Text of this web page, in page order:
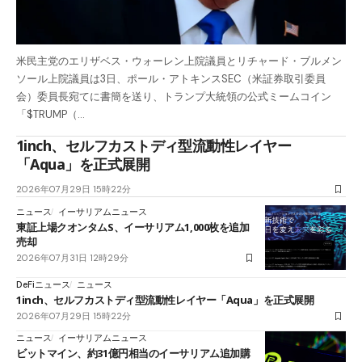
米民主党のエリザベス・ウォーレン上院議員とリチャード・ブルメン
ソール上院議員は3日、ポール・アトキンスSEC（米証券取引委員
会）委員長宛てに書簡を送り、トランプ大統領の公式ミームコイン
「$TRUMP（…
1inch、セルフカストディ型流動性レイヤー
「Aqua」を正式展開
2026年07月29日 15時22分
ニュース
イーサリアムニュース
東証上場クオンタムS、イーサリアム1,000枚を追加
売却
2026年07月31日 12時29分
DeFiニュース ニュース
1inch、セルフカストディ型流動性レイヤー「Aqua」を正式展開
2026年07月29日 15時22分
ニュース
イーサリアムニュース
ビットマイン、約31億円相当のイーサリアム追加購